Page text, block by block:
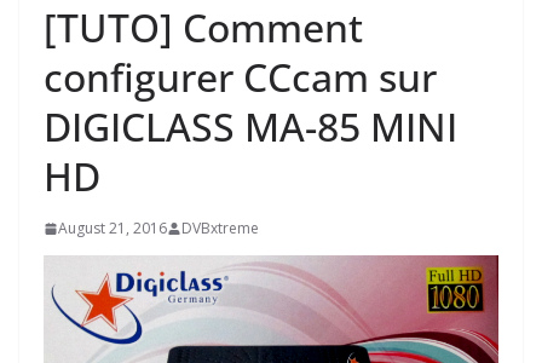
[TUTO] Comment
configurer CCcam sur
DIGICLASS MA-85 MINI
HD
August 21, 2016 DVBxtreme